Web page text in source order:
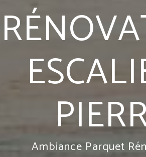
Ambiance Parquet